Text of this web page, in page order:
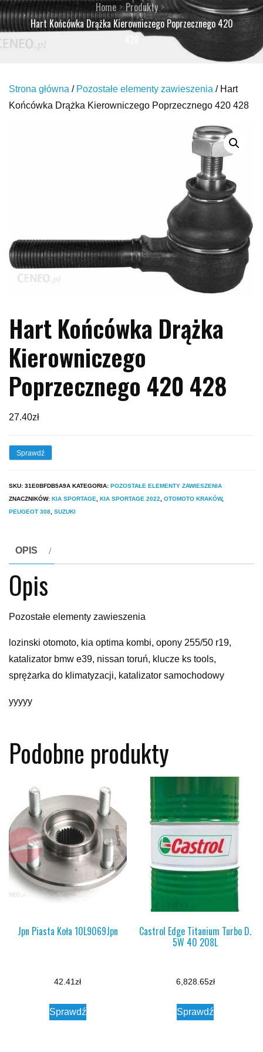
Home
Produkty
Hart Końcówka Drążka Kierowniczego Poprzecznego 420
Strona główna / Pozostałe elementy zawieszenia / Hart
Końcówka Drążka Kierowniczego Poprzecznego 420 428
Hart Końcówka Drążka
Kierowniczego
Poprzecznego 420 428
27.40zł
Sprawdź
SKU: 31E0BFDB5A9A KATEGORIA: POZOSTAŁE ELEMENTY ZAWIESZENIA
ZNACZNIKÓW: KIA SPORTAGE KIA SPORTAGE 2022 OTOMOTO KRAKÓW,
PEUGEOT 308 SUZUKI
OPIS
Opis
Pozostałe elementy zawieszenia
lozinski otomoto, kia optima kombi, opony 255/50 r19,
katalizator bmw e39, nissan toruń, klucze ks tools,
sprężarka do klimatyzacji, katalizator samochodowy
yyyyy
Podobne produkty
Jpn Piasta Koła 10L9069Jpn
42.41zł
Sprawdź
Castrol Edge Titanium Turbo D.
5W 40 208L
6,828.65zł
Sprawdź